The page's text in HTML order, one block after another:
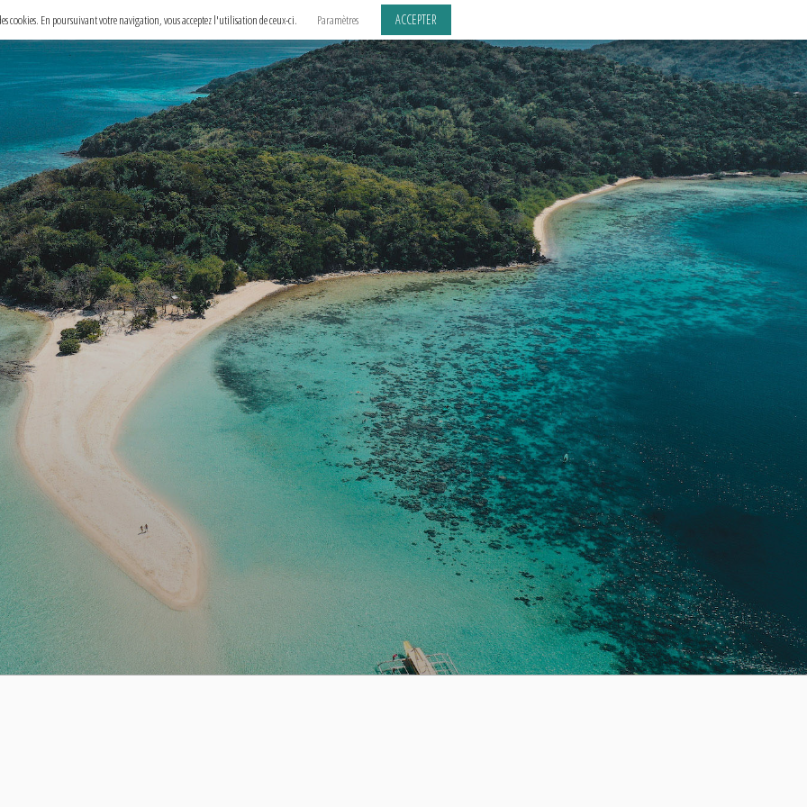
cookies. En poursuivant votre navigation, vous acceptez l'utilisation de ceux-ci. Paramètres ACCEPTER